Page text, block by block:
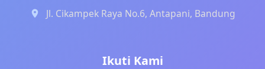
Jl. Cikampek Raya No.6, Antapani, Bandung
Ikuti Kami